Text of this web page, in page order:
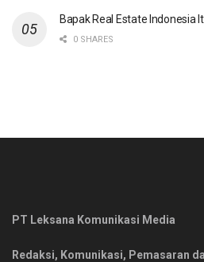
Bapak Real Estate Indonesia
0 SHARES
PT Leksana Komunikasi Media
Redaksi, Komunikasi, Pemasaran